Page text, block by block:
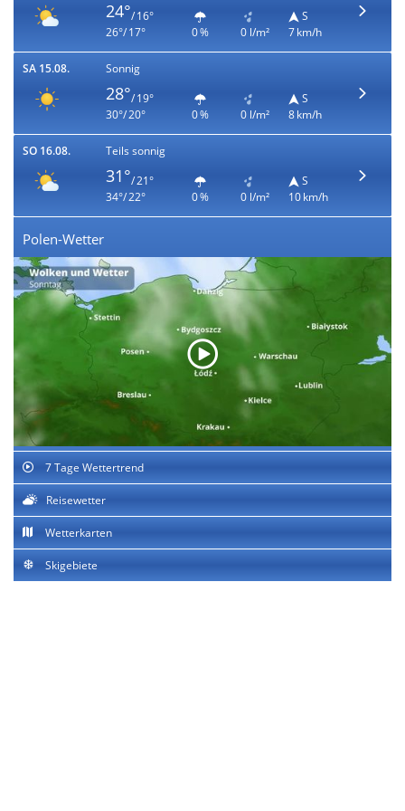
24°/ 16°
26°/ 17°
0 % 0 l/m²
S
7 km/h
SA 15.08. Sonnig
28°/ 19°
30°/ 20°
0 % 0 l/m²
S
8 km/h
SO 16.08. Teils sonnig
31°/ 21°
34°/ 22°
0 % 0 l/m²
S
10 km/h
Polen-Wetter
7 Tage Wettertrend
Reisewetter
Wetterkarten
Skigebiete